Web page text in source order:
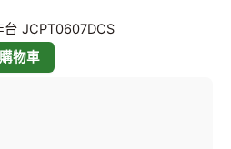
JCPT0607DCS
物車